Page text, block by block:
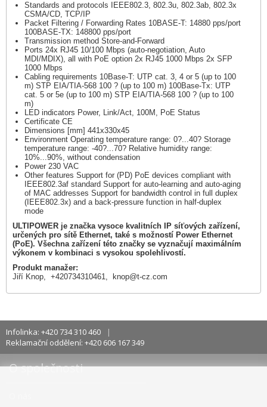
Standards and protocols IEEE802.3, 802.3u, 802.3ab, 802.3x
CSMA/CD, TCP/IP
Packet Filtering / Forwarding Rates 10BASE-T: 14880 pps/port
100BASE-TX: 148800 pps/port
Transmission method Store-and-Forward
Ports 24x RJ45 10/100 Mbps (auto-negotiation, Auto
MDI/MDIX), all with PoE option 2x RJ45 1000 Mbps 2x SFP
1000 Mbps
Cabling requirements 10Base-T: UTP cat. 3, 4 or 5 (up to 100
m) STP EIA/TIA-568 100 ? (up to 100 m) 100Base-Tx: UTP
cat. 5 or 5e (up to 100 m) STP EIA/TIA-568 100 ? (up to 100
m)
LED indicators Power, Link/Act, 100M, PoE Status
Certificate CE
Dimensions [mm] 441x330x45
Environment Operating temperature range: 0?...40? Storage
temperature range: -40?...70? Relative humidity range:
10%...90%, without condensation
Power 230 VAC
Other features Support for (PD) PoE devices compliant with
IEEE802.3af standard Support for auto-learning and auto-aging
of MAC addresses Support for bandwidth control in full duplex
(IEEE802.3x) and a back-pressure function in half-duplex
mode
ULTIPOWER je značka vysoce kvalitních IP síťových zařízení,
určených pro sítě Ethernet, také s možností Power Ethernet
(PoE). Všechna zařízení této značky se vyznačují maximálním
výkonem v kombinaci s vysokou spolehlivostí.
Produkt manažer:
Jiří Knop, +420734310461,
knop@t-cz.com
Infolinka: +420 734 310 460
Reklamační oddělení: +420 606 167 349
O společnosti